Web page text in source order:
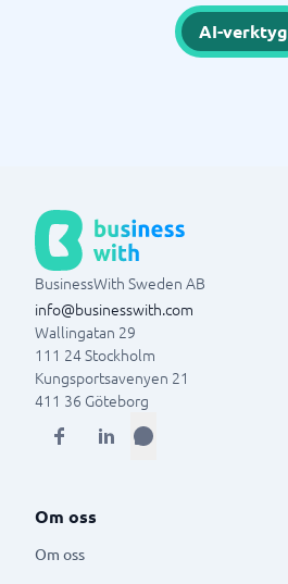
AI-verktyg
BusinessWith Sweden AB
info@businesswith.com
Wallingatan 29
111 24Stockholm
Kungsportsavenyen 21
411 36 Göteborg
Om oss
Om oss